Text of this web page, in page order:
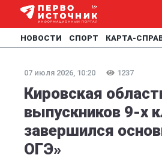
НОВОСТИ СПОРТ КАРТА-
07 июля 2026, 10:20 1237
Кировская
выпускников 9-х
завершился
ОГЭ»